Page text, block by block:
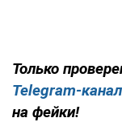
Только
Telegram-
на фейки!